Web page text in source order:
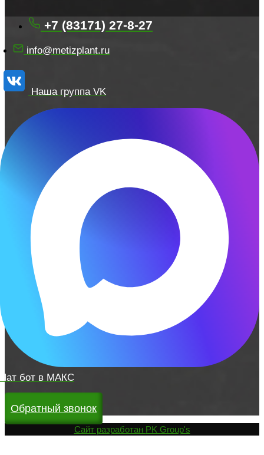
+7 (83171) 27-8-27
info@metizplant.ru
Наша группа VK
Чат бот в МАКС
Обратный звонок
Cайт разработан PK Group's